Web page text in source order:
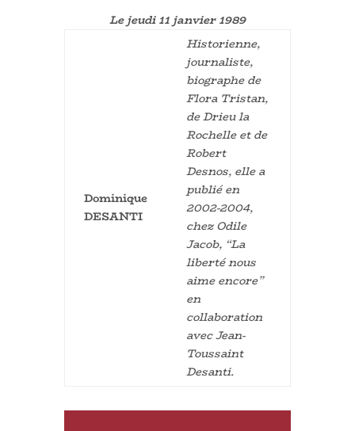
Le jeudi 11 janvier 1989
Dominique
DESANTI
Historienne,
journaliste,
biographe de
Flora Tristan,
de Drieu la
Rochelle et de
Robert
Desnos, elle a
publié en
2002-2004,
chez Odile
Jacob, “La
liberté nous
aime encore”
en
collaboration
avec Jean-
Toussaint
Desanti.